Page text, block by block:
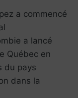
a commencé
a lancé
Québec en
du pays
dans la